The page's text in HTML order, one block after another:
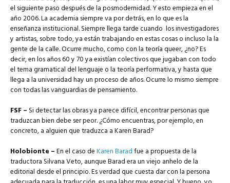
el siguiente paso después de la posmodernidad. Y esto empieza en el
año 2006. La academia siempre va por detrás, en lo que es la
enseñanza institucional. Siempre llega tarde cuando los investigadores
y artistas, sobre todo, ya están trabajando en estas cosas o incluso la la
gente de la calle. Ocurre mucho, como con la teoría queer, ¿no? Es
decir, en los años 60 y 70 ya existían colectivos que jugaban con todo
el tema gramatical del lenguaje o la teoría performativa, y hasta que
llega a la universidad hay un proceso de años. Ocurre lo mismo siempre
con todas las vanguardias de pensamiento.
FSF – Si detectar las obras ya parece difícil, encontrar personas que
traduzcan bien debe ser peor. ¿Cómo encuentras, por ejemplo, en
concreto, a alguien que traduzca a Karen Barad?
Holobionte –En el caso deKaren Baradfue a propuesta de la
traductora Silvana Veto, aunque Barad era un viejo anhelo de la
editorial desde el principio. Es verdad que cuesta dar con la persona